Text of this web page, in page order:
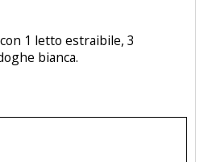
1 letto estraibile, 3
bianca.